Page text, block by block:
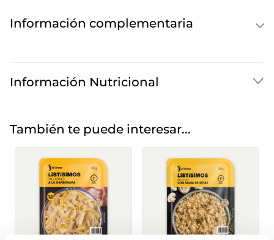
Información complementaria
Información Nutricional
También te puede interesar...